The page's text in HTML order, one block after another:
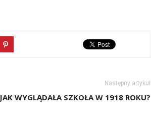
Następny artykuł
JAK WYGLĄDAŁA SZKOŁA W 1918 ROKU?